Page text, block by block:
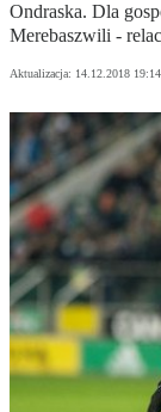
Ondraska. Dla
Merebaszwili -
Aktualizacja: 14.12.2018 19:14